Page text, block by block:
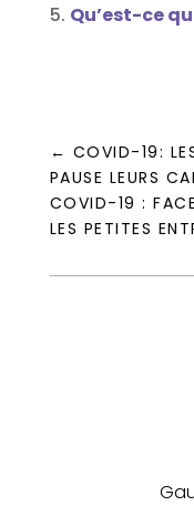
Qu’est-ce
← COVID-19:
PAUSE LEURS
COVID-19 :
LES PETITES